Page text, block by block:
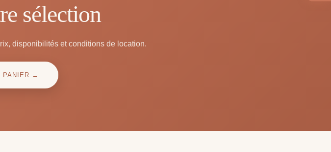
sélection
disponibilités et conditions de location.
PANIER →